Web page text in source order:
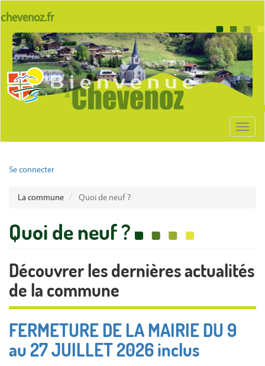
au
contenu
principal
lien
chevenoz
chevenoz.fr
Body
Toggle
User
menu
Se connecter
La commune Quoi de neuf ?
Quoi de neuf ?
Découvrer les dernières actualités
de la commune
FERMETURE DE LA MAIRIE DU 9
au 27 JUILLET 2026 inclus